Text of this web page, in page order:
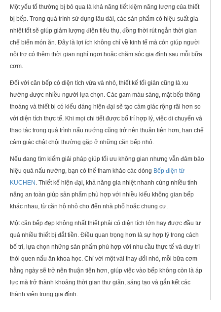
Một yếu tố thường bị bỏ qua là khả năng tiết kiệm năng lượng của thiết
bị bếp. Trong quá trình sử dụng lâu dài, các sản phẩm có hiệu suất gia
nhiệt tốt sẽ giúp giảm lượng điện tiêu thụ, đồng thời rút ngắn thời gian
chế biến món ăn. Đây là lợi ích không chỉ về kinh tế mà còn giúp người
nội trợ có thêm thời gian nghỉ ngơi hoặc chăm sóc gia đình sau mỗi bữa
cơm.
Đối với căn bếp có diện tích vừa và nhỏ, thiết kế tối giản cũng là xu
hướng được nhiều người lựa chọn. Các gam màu sáng, mặt bếp thông
thoáng và thiết bị có kiểu dáng hiện đại sẽ tạo cảm giác rộng rãi hơn so
với diện tích thực tế. Khi mọi chi tiết được bố trí hợp lý, việc di chuyển và
thao tác trong quá trình nấu nướng cũng trở nên thuận tiện hơn, hạn chế
cảm giác chật chội thường gặp ở những căn bếp nhỏ.
Nếu đang tìm kiếm giải pháp giúp tối ưu không gian nhưng vẫn đảm bảo
hiệu quả nấu nướng, bạn có thể tham khảo các dòng Bếp điện từ
KUCHEN . Thiết kế hiện đại, khả năng gia nhiệt nhanh cùng nhiều tính
năng an toàn giúp sản phẩm phù hợp với nhiều kiểu không gian bếp
khác nhau, từ căn hộ nhỏ cho đến nhà phố hoặc chung cư.
Một căn bếp đẹp không nhất thiết phải có diện tích lớn hay được đầu tư
quá nhiều thiết bị đắt tiền. Điều quan trọng hơn là sự hợp lý trong cách
bố trí, lựa chọn những sản phẩm phù hợp với nhu cầu thực tế và duy trì
thói quen nấu ăn khoa học. Chỉ với một vài thay đổi nhỏ, mỗi bữa cơm
hằng ngày sẽ trở nên thuận tiện hơn, giúp việc vào bếp không còn là áp
lực mà trở thành khoảng thời gian thư giãn, sáng tạo và gắn kết các
thành viên trong gia đình.